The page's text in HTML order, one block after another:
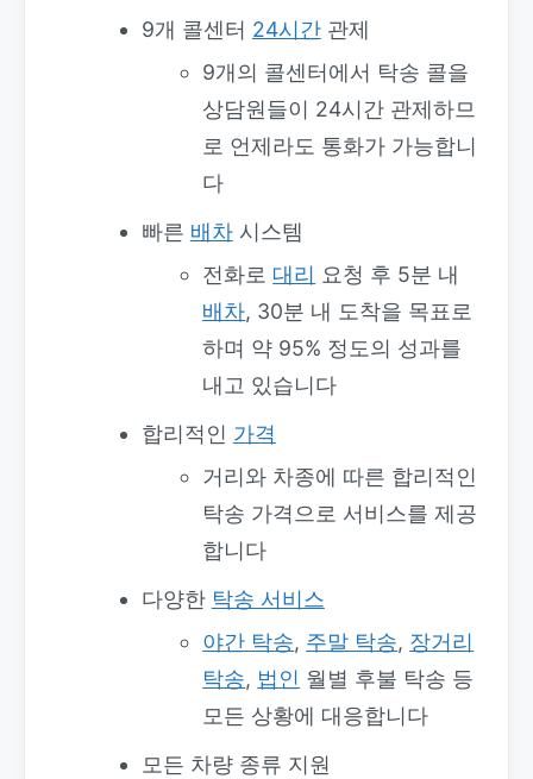
9개 콜센터 24시간관제
9개의 콜센터에서 탁송 콜을
상담원들이 24시간 관제하므
로 언제라도 통화가 가능합니
다
빠른 배차시스템
전화로 대리 요청 후 5분 내
배차, 30분 내 도착을 목표로
하며 약 95% 정도의 성과를
내고 있습니다
합리적인 가격
거리와 차종에 따른 합리적인
탁송 가격으로 서비스를 제공
합니다
다양한 탁송 서비스
야간 탁송, 주말 탁송, 장거리
탁송, 법인 월별 후불 탁송 등
모든 상황에 대응합니다
모든 차량 종류 지원